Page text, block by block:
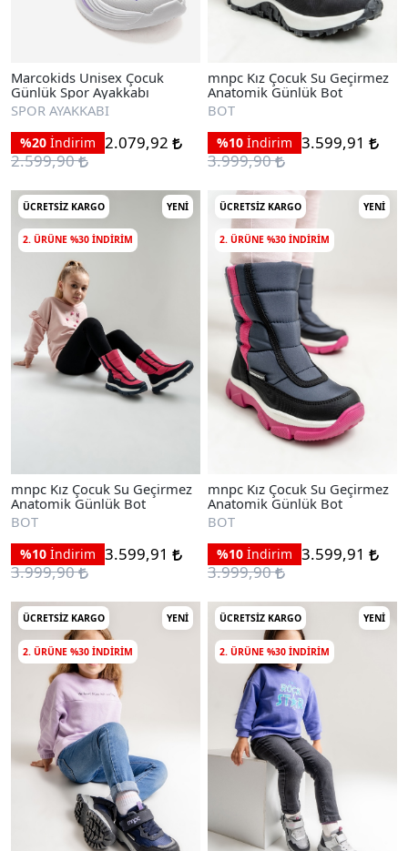
Marcokids Unisex Çocuk
Günlük Spor Ayakkabı
SPOR AYAKKABI
%20 İndirim 2.079,92
2.599,90
mnpc Kız Çocuk Su Geçirmez
Anatomik Günlük Bot
BOT
%10 İndirim 3.599,91
3.999,90
ÜCRETSIZ KARGO YENI
2. ÜRÜNE %30 INDIRIM
mnpc Kız Çocuk Su Geçirmez
Anatomik Günlük Bot
BOT
%10 İndirim 3.599,91
3.999,90
ÜCRETSIZ KARGO YENI
2. ÜRÜNE %30 INDIRIM
mnpc Kız Çocuk Su Geçirmez
Anatomik Günlük Bot
BOT
%10 İndirim 3.599,91
3.999,90
ÜCRETSIZ KARGO YENI
2. ÜRÜNE %30 INDIRIM
ÜCRETSIZ KARGO YENI
2. ÜRÜNE %30 INDIRIM